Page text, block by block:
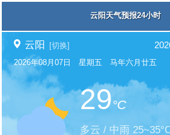
云阳天气预报24小时
云阳 [切换]
2026年08月07日 星期五 马年六月廿五
29°C
多云 / 中雨